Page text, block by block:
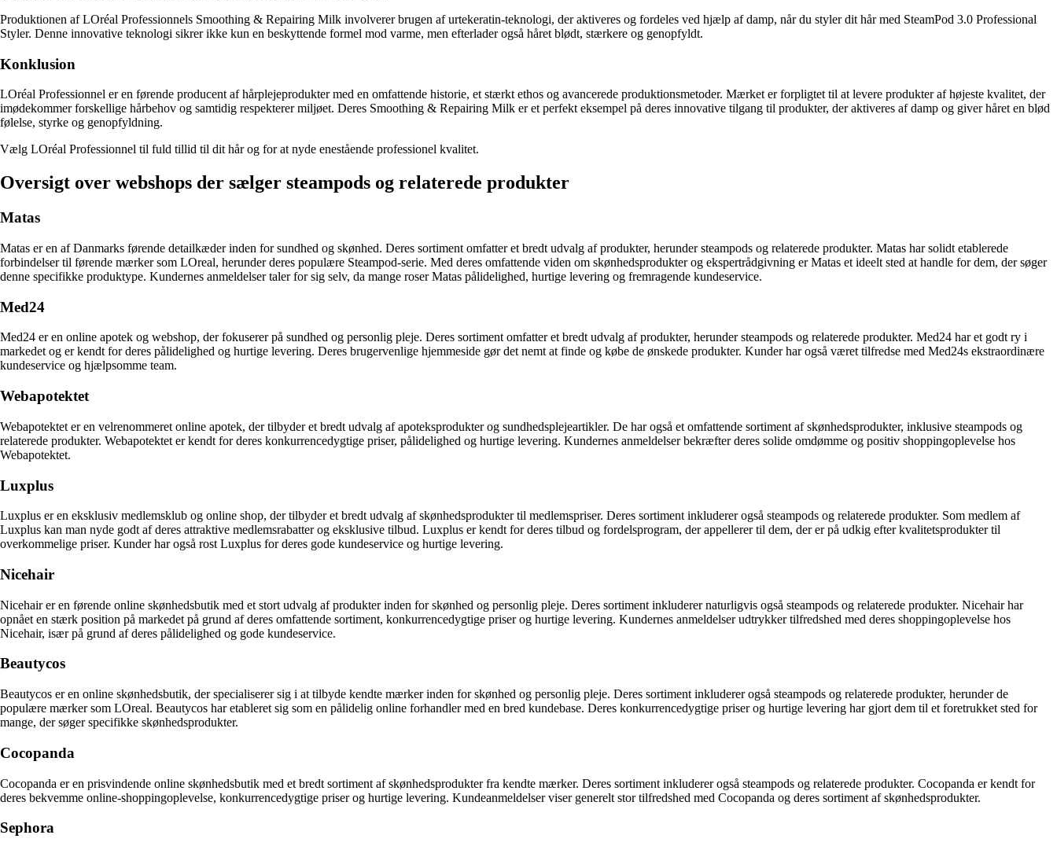
Produktionen af LOréal Professionnels Smoothing & Repairing Milk involverer brugen af urtekeratin-teknologi, der aktiveres og fordeles ved hjælp af damp, når du styler dit hår med SteamPod 3.0 Professional
Styler. Denne innovative teknologi sikrer ikke kun en beskyttende formel mod varme, men efterlader også håret blødt, stærkere og genopfyldt.
Konklusion
LOréal Professionnel er en førende producent af hårplejeprodukter med en omfattende historie, et stærkt ethos og avancerede produktionsmetoder. Mærket er forpligtet til at levere produkter af højeste kvalitet, der
imødekommer forskellige hårbehov og samtidig respekterer miljøet. Deres Smoothing & Repairing Milk er et perfekt eksempel på deres innovative tilgang til produkter, der aktiveres af damp og giver håret en blød
følelse, styrke og genopfyldning.
Vælg LOréal Professionnel til fuld tillid til dit hår og for at nyde enestående professionel kvalitet.
Oversigt over webshops der sælger steampods og relaterede produkter
Matas
Matas er en af Danmarks førende detailkæder inden for sundhed og skønhed. Deres sortiment omfatter et bredt udvalg af produkter, herunder steampods og relaterede produkter. Matas har solidt etablerede
forbindelser til førende mærker som LOreal, herunder deres populære Steampod-serie. Med deres omfattende viden om skønhedsprodukter og ekspertrådgivning er Matas et ideelt sted at handle for dem, der søger
denne specifikke produktype. Kundernes anmeldelser taler for sig selv, da mange roser Matas pålidelighed, hurtige levering og fremragende kundeservice.
Med24
Med24 er en online apotek og webshop, der fokuserer på sundhed og personlig pleje. Deres sortiment omfatter et bredt udvalg af produkter, herunder steampods og relaterede produkter. Med24 har et godt ry i
markedet og er kendt for deres pålidelighed og hurtige levering. Deres brugervenlige hjemmeside gør det nemt at finde og købe de ønskede produkter. Kunder har også været tilfredse med Med24s ekstraordinære
kundeservice og hjælpsomme team.
Webapotektet
Webapotektet er en velrenommeret online apotek, der tilbyder et bredt udvalg af apoteksprodukter og sundhedsplejeartikler. De har også et omfattende sortiment af skønhedsprodukter, inklusive steampods og
relaterede produkter. Webapotektet er kendt for deres konkurrencedygtige priser, pålidelighed og hurtige levering. Kundernes anmeldelser bekræfter deres solide omdømme og positiv shoppingoplevelse hos
Webapotektet.
Luxplus
Luxplus er en eksklusiv medlemsklub og online shop, der tilbyder et bredt udvalg af skønhedsprodukter til medlemspriser. Deres sortiment inkluderer også steampods og relaterede produkter. Som medlem af
Luxplus kan man nyde godt af deres attraktive medlemsrabatter og eksklusive tilbud. Luxplus er kendt for deres tilbud og fordelsprogram, der appellerer til dem, der er på udkig efter kvalitetsprodukter til
overkommelige priser. Kunder har også rost Luxplus for deres gode kundeservice og hurtige levering.
Nicehair
Nicehair er en førende online skønhedsbutik med et stort udvalg af produkter inden for skønhed og personlig pleje. Deres sortiment inkluderer naturligvis også steampods og relaterede produkter. Nicehair har
opnået en stærk position på markedet på grund af deres omfattende sortiment, konkurrencedygtige priser og hurtige levering. Kundernes anmeldelser udtrykker tilfredshed med deres shoppingoplevelse hos
Nicehair, især på grund af deres pålidelighed og gode kundeservice.
Beautycos
Beautycos er en online skønhedsbutik, der specialiserer sig i at tilbyde kendte mærker inden for skønhed og personlig pleje. Deres sortiment inkluderer også steampods og relaterede produkter, herunder de
populære mærker som LOreal. Beautycos har etableret sig som en pålidelig online forhandler med en bred kundebase. Deres konkurrencedygtige priser og hurtige levering har gjort dem til et foretrukket sted for
mange, der søger specifikke skønhedsprodukter.
Cocopanda
Cocopanda er en prisvindende online skønhedsbutik med et bredt sortiment af skønhedsprodukter fra kendte mærker. Deres sortiment inkluderer også steampods og relaterede produkter. Cocopanda er kendt for
deres bekvemme online-shoppingoplevelse, konkurrencedygtige priser og hurtige levering. Kundeanmeldelser viser generelt stor tilfredshed med Cocopanda og deres sortiment af skønhedsprodukter.
Sephora